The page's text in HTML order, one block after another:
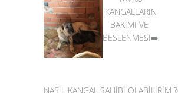
KANGALLARIN
BAKIMI VE
BESLENMESİ➡️
NASIL KANGAL SAHİBİ OLABİLİRİM